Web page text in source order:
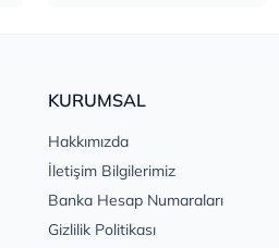
KURUMSAL
Hakkımızda
İletişim Bilgilerimiz
Banka Hesap Numaraları
Gizlilik Politikası